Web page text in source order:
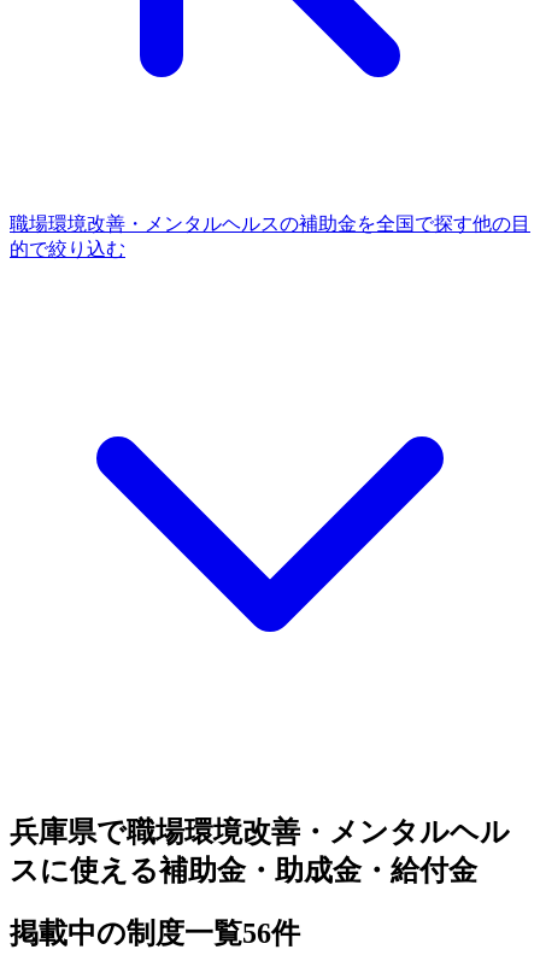
職場環境改善・メンタルヘルスの補助金を全国で探す他の目
的で絞り込む
兵庫県で職場環境改善・メンタルヘル
スに使える補助金・助成金・給付金
掲載中の制度一覧56件